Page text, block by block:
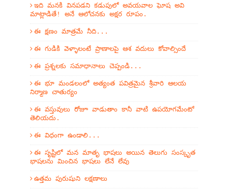
ఇది మనకి వినపడని కడుపులో అవయవాల ఘోష అవి
మాట్లాడితే! అనే ఆలోచనకు అక్షర రూపం.
ఈ క్షణం మాత్రమే నీది...
ఈ గుడికి వెళ్ళాలంటే ప్రాణాలపై ఆశ వదులు కోవాల్సిందే
ఈ ప్రశ్నలకు సమాధానాలు చెప్పండి...
ఈ భూ మండలంలో అత్యంత పవిత్రమైన శ్రీవారి ఆలయ
నిర్మాణ చాతుర్యం
ఈ వస్తువులు రోజూ వాడుతాం కానీ వాటి ఉపయోగమేంటో
తెలియదు.
ఈ విధంగా ఉండాలి...
ఈ సృష్టిలో మన మాతృ భాషలు అయిన తెలుగు సంస్కృత
భాషలను మించిన భాషలు లేనే లేవు
ఉత్తమ పురుషుని లక్షణాలు